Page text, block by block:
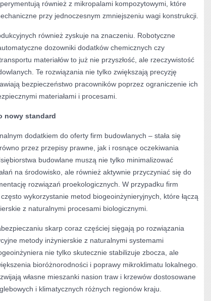
również z mikropalami kompozytowymi, które
przy jednoczesnym zmniejszeniu wagi konstrukcji.
również zyskuje na znaczeniu. Robotyczne
dozowniki dodatków chemicznych czy
materiałów to już nie przyszłość, ale rzeczywistość
Te rozwiązania nie tylko zwiększają precyzję
bezpieczeństwo pracowników poprzez ograniczenie ich
materiałami i procesami.
nowy standard
dodatkiem do oferty firm budowlanych – stała się
przez przepisy prawne, jak i rosnące oczekiwania
budowlane muszą nie tylko minimalizować
na środowisko, ale również aktywnie przyczyniać się do
rozwiązań proekologicznych. W przypadku firm
wykorzystanie metod biogeoinżynieryjnych, które łączą
z naturalnymi procesami biologicznymi.
skarp coraz częściej sięgają po rozwiązania
metody inżynierskie z naturalnymi systemami
nie tylko skutecznie stabilizuje zbocza, ale
bioróżnorodności i poprawy mikroklimatu lokalnego.
własne mieszanki nasion traw i krzewów dostosowane
i klimatycznych różnych regionów kraju.